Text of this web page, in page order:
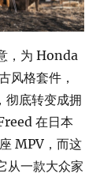
，为 Honda
风格套件，
彻底转变成拥
在日本
MPV，而这
从一款大众家